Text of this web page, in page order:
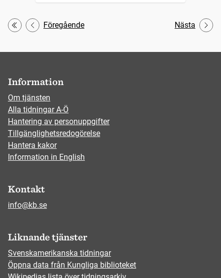
Första
Föregående Nästa
Information
Om tjänsten
Alla tidningar A-Ö
Hantering av personuppgifter
Tillgänglighetsredogörelse
Hantera kakor
Information in English
Kontakt
info@kb.se
Liknande tjänster
Svenskamerikanska tidningar
Öppna data från Kungliga biblioteket